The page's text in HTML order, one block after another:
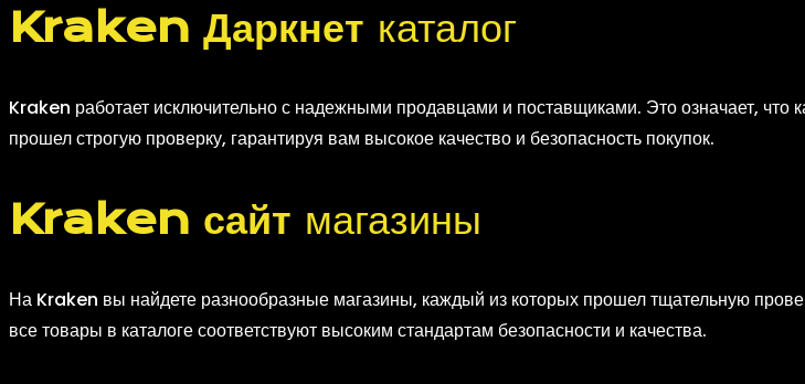
Kraken Даркнет каталог
Kraken работает исключительно с надежными продавцами и поставщиками. Это означает,
прошел строгую проверку, гарантируя вам высокое качество и безопасность покупок.
Kraken сайт магазины
На Kraken вы найдете разнообразные магазины, каждый из которых прошел тщательную
все товары в каталоге соответствуют высоким стандартам безопасности и качества.